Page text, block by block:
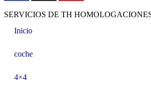
SERVICIOS DE TH
Inicio
coche
4×4